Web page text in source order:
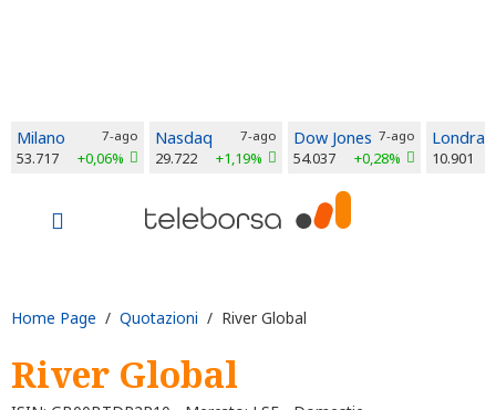
Milano 7-ago
53.717 +0,06%
Nasdaq 7-ago
29.722 +1,19%
Dow Jones 7-ago
54.037 +0,28%
Londra
10.901
Home Page / Quotazioni / River Global
River Global